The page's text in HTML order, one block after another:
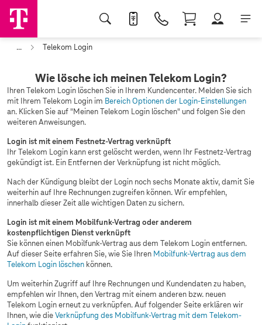
... Telekom Login
Wie lösche ich meinen Telekom Login?
Ihren Telekom Login löschen Sie in Ihrem Kundencenter. Melden Sie sich
mit Ihrem Telekom Login im Bereich Optionen der Login-Einstellungen
an. Klicken Sie auf "Meinen Telekom Login löschen" und folgen Sie den
weiteren Anweisungen.
Login ist mit einem Festnetz-Vertrag verknüpft
Ihr Telekom Login kann erst gelöscht werden, wenn Ihr Festnetz-Vertrag
gekündigt ist. Ein Entfernen der Verknüpfung ist nicht möglich.
Nach der Kündigung bleibt der Login noch sechs Monate aktiv, damit Sie
weiterhin auf Ihre Rechnungen zugreifen können. Wir empfehlen,
innerhalb dieser Zeit alle wichtigen Daten zu sichern.
Login ist mit einem Mobilfunk-Vertrag oder anderem
kostenpflichtigen Dienst verknüpft
Sie können einen Mobilfunk-Vertrag aus dem Telekom Login entfernen.
Auf dieser Seite erfahren Sie, wie Sie Ihren Mobilfunk-Vertrag aus dem
Telekom Login löschen können.
Um weiterhin Zugriff auf Ihre Rechnungen und Kundendaten zu haben,
empfehlen wir Ihnen, den Vertrag mit einem anderen bzw. neuen
Telekom Login erneut zu verknüpfen. Auf folgender Seite erklären wir
Ihnen, wie dieVerknüpfung des Mobilfunk-Vertrag mit dem Telekom-